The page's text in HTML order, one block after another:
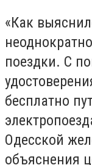
«Как
поездки. С
бесплатно
Одесской
объяснения